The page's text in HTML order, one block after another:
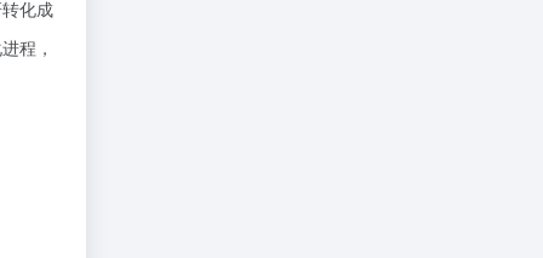
化成
程，